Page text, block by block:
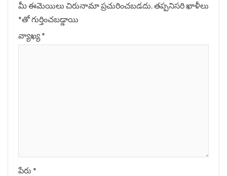
మీ ఈమెయిలు చిరునామా ప్రచురించబడదు.తప్పనిసరి ఖాళీలు
*‌తో గుర్తించబడ్డాయి
వ్యాఖ్య*
పేరు *